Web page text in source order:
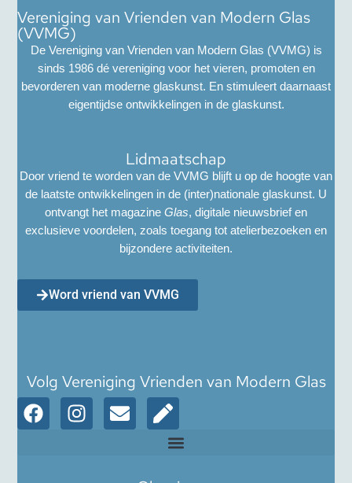
Vereniging van Vrienden van Modern Glas
(VVMG)
De Vereniging van Vrienden van Modern Glas (VVMG) is
sinds 1986 dé vereniging voor het vieren, promoten en
bevorderen van moderne glaskunst. En stimuleert daarnaast
eigentijdse ontwikkelingen in de glaskunst.
Lidmaatschap
Door vriend te worden van de VVMG blijft u op de hoogte van
de laatste ontwikkelingen in de (inter)nationale glaskunst. U
ontvangt het magazine Glas, digitale nieuwsbrief en
exclusieve voordelen, zoals toegang tot atelierbezoeken en
bijzondere activiteiten.
Word vriend van VVMG
Volg Vereniging Vrienden van Modern Glas